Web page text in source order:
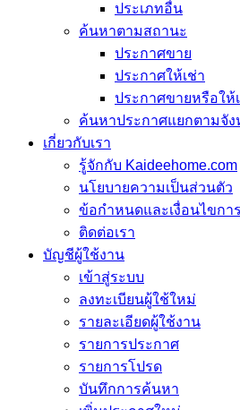
ประเภทอื่น
ค้นหาตามสถานะ
ประกาศขาย
ประกาศให้เช่า
ประกาศขายหรือให้
ค้นหาประกาศแยกตามจัง
เกี่ยวกับเรา
รู้จักกับ Kaideehome.com
นโยบายความเป็นส่วนตัว
ข้อกำหนดและเงื่อนไขกา
ติดต่อเรา
บัญชีผู้ใช้งาน
เข้าสู่ระบบ
ลงทะเบียนผู้ใช้ใหม่
รายละเอียดผู้ใช้งาน
รายการประกาศ
รายการโปรด
บันทึกการค้นหา